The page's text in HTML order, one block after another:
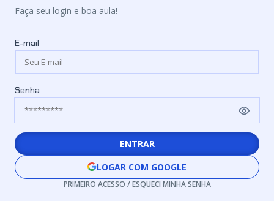
Faça seu login e boa aula!
E-mail
Senha
ENTRAR
LOGAR COM GOOGLE
PRIMEIRO ACESSO / ESQUECI MINHA SENHA